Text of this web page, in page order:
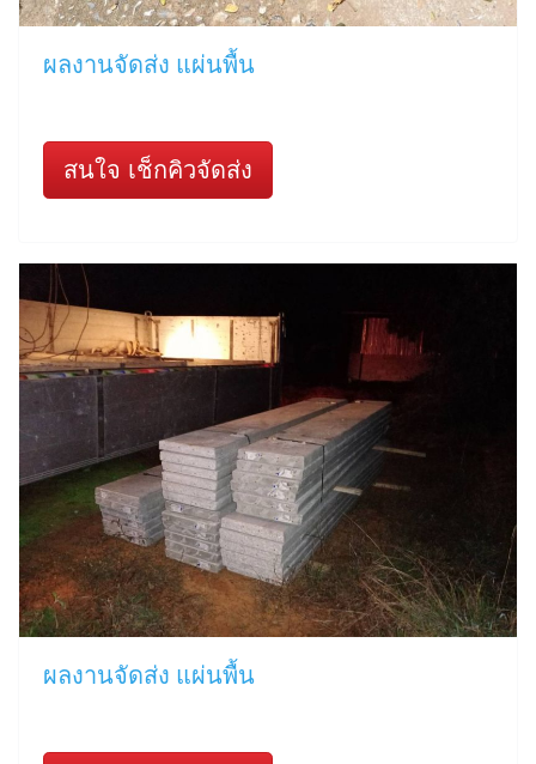
ผลงานจัดส่ง แผ่นพื้น
สนใจ เช็กคิวจัดส่ง
ผลงานจัดส่ง แผ่นพื้น